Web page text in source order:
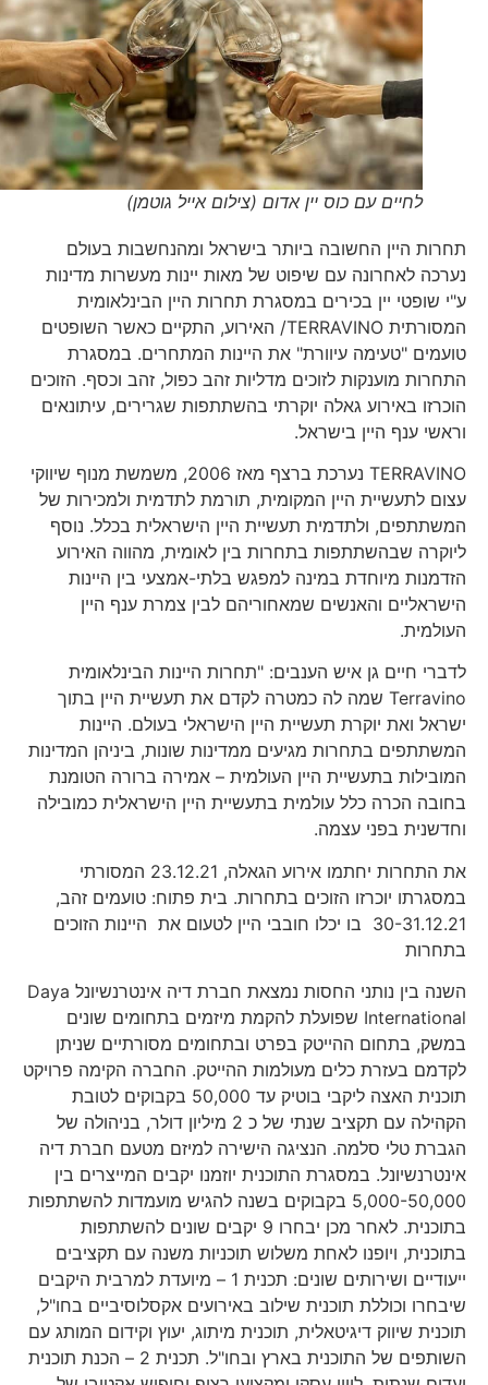
לחיים עם כוס יין אדום (צילום אייל גוטמן)
תחרות היין החשובה ביותר בישראל ומהנחשבות בעולם
נערכה לאחרונה עם שיפוט של מאות יינות מעשרות מדינות
ע"י שופטי יין בכירים במסגרת תחרות היין הבינלאומית
המסורתית TERRAVINO/ האירוע, התקיים כאשר השופטים
טועמים "טעימה עיוורת" את היינות המתחרים. במסגרת
התחרות מוענקות לזוכים מדליות זהב כפול, זהב וכסף. הזוכים
הוכרזו באירוע גאלה יוקרתי בהשתתפות שגרירים, עיתונאים
וראשי ענף היין בישראל.
TERRAVINO נערכת ברצף מאז 2006, משמשת מנוף שיווקי
עצום לתעשיית היין המקומית, תורמת לתדמית ולמכירות של
המשתתפים, ולתדמית תעשיית היין הישראלית בכלל. נוסף
ליוקרה שבהשתתפות בתחרות בין לאומית, מהווה האירוע
הזדמנות מיוחדת במינה למפגש בלתי-אמצעי בין היינות
הישראליים והאנשים שמאחוריהם לבין צמרת ענף היין
העולמית.
לדברי חיים גן איש הענבים: "תחרות היינות הבינלאומית
Terravino שמה לה כמטרה לקדם את תעשיית היין בתוך
ישראל ואת יוקרת תעשיית היין הישראלי בעולם. היינות
המשתתפים בתחרות מגיעים ממדינות שונות, ביניהן המדינות
המובילות בתעשיית היין העולמית – אמירה ברורה הטומנת
בחובה הכרה כלל עולמית בתעשיית היין הישראלית כמובילה
וחדשנית בפני עצמה.
את התחרות יחתמו אירוע הגאלה, 23.12.21 המסורתי
במסגרתו יוכרזו הזוכים בתחרות. בית פתוח: טועמים זהב,
30-31.12.21 בו יכלו חובבי היין לטעום את היינות הזוכים
בתחרות
השנה בין נותני החסות נמצאת חברת דיה אינטרנשיונל Daya
International שפועלת להקמת מיזמים בתחומים שונים
במשק, בתחום ההייטק בפרט ובתחומים מסורתיים שניתן
לקדמם בעזרת כלים מעולמות ההייטק. החברה הקימה פרויקט
תוכנית האצה ליקבי בוטיק עד 50,000 בקבוקים לטובת
הקהילה עם תקציב שנתי של כ 2 מיליון דולר, בניהולה של
הגברת טלי סלמה. הנציגה הישירה למיזם מטעם חברת דיה
אינטרנשיונל. במסגרת התוכנית יוזמנו יקבים המייצרים בין
5,000-50,000 בקבוקים בשנה להגיש מועמדות להשתתפות
בתוכנית. לאחר מכן יבחרו 9 יקבים שונים להשתתפות
בתוכנית, ויופנו לאחת משלוש תוכניות משנה עם תקציבים
ייעודיים ושירותים שונים: תכנית 1 – מיועדת למרבית היקבים
שיבחרו וכוללת תוכנית שילוב באירועים אקסלוסיביים בחו"ל,
תוכנית שיווק דיגיטאלית, תוכנית מיתוג, יעוץ וקידום המותג עם
השותפים של התוכנית בארץ ובחו"ל. תכנית 2 – הכנת תוכנית